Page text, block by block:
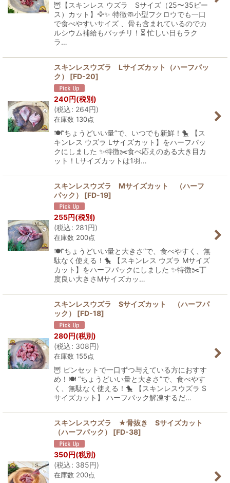
🦉【スキンレス ウズラ Sサイズ（25〜35ピー
ス）カット】🦅✨ 特徴🧼小型フクロウでも一口
で食べやすいサイズ 、骨も含まれているのでカ
ルシウム補給もバッチリ！⏳ 忙しい日もラク
ラ…
スキンレスウズラ Lサイズカット（ハーフパッ
ク）
[FD-20]
240円(税別)
(税込: 264円)
在庫数 130点
🍽️“ちょうどいい量”で、いつでも新鮮！🐤 【ス
キンレス ウズラ Lサイズカット】をハーフパッ
クにしました ✨特徴✂️食べ応えのある大き目カ
ット！Lサイズカットは1羽…
スキンレスウズラ Mサイズカット （ハーフ
パック）
[FD-19]
255円(税別)
(税込: 281円)
在庫数 200点
🍽️“ちょうどいい量と大きさ”で、食べやすく、無
駄なく使える！🐤 【スキンレス ウズラ Mサイズ
カット】をハーフパックにしました ✨特徴✂️丁
度良い大きさMサイズカッ…
スキンレスウズラ Sサイズカット （ハーフパ
ック）
[FD-18]
280円(税別)
(税込: 308円)
在庫数 155点
🦉 ピンセットで一口ずつ与えている方におすす
め！🍽️ “ちょうどいい量と大きさ”で、食べやす
く、無駄なく使える！🐤 【スキンレスウズラ S
サイズカット】 ハーフパック解凍するだ…
スキンレスウズラ ★骨抜き Sサイズカット
（ハーフパック）
[FD-38]
350円(税別)
(税込: 385円)
在庫数 200点